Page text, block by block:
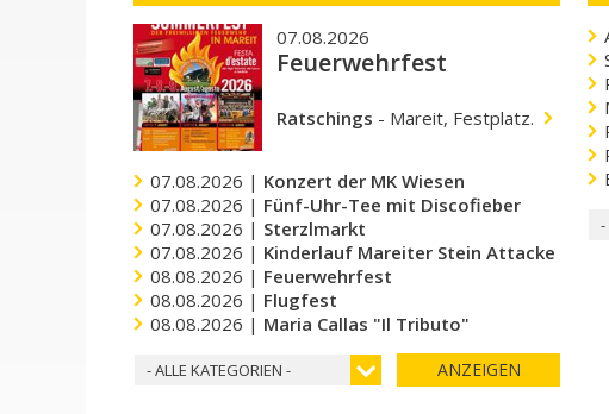
07.08.2026
Feuerwehrfest
Ratschings - Mareit, Festplatz.
07.08.2026 | Konzert der MK Wiesen
07.08.2026 | Fünf-Uhr-Tee mit Discofieber
07.08.2026 | Sterzlmarkt
07.08.2026 | Kinderlauf Mareiter Stein Attacke
08.08.2026 | Feuerwehrfest
08.08.2026 | Flugfest
08.08.2026 | Maria Callas "Il Tributo"
- ALLE KATEGORIEN - ANZEIGEN
-